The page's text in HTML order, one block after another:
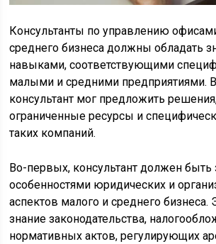
Консультанты по управлению
среднего бизнеса должны обладать
навыками, соответствующими
малыми и средними предприятиями.
консультант мог предложить
ограниченные ресурсы и
таких компаний.
Во-первых, консультант должен быть
особенностями юридических и
аспектов малого и среднего бизнеса.
знание законодательства,
нормативных актов, регулирующих